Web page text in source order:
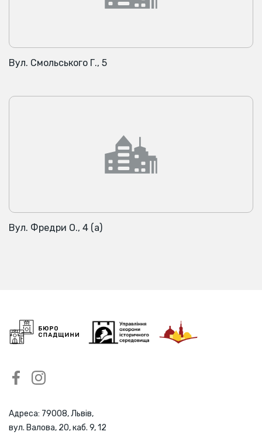
Вул. Смольського Г., 5
Вул. Фредри О., 4 (а)
Адреса: 79008, Львів,
вул. Валова, 20, каб. 9, 12